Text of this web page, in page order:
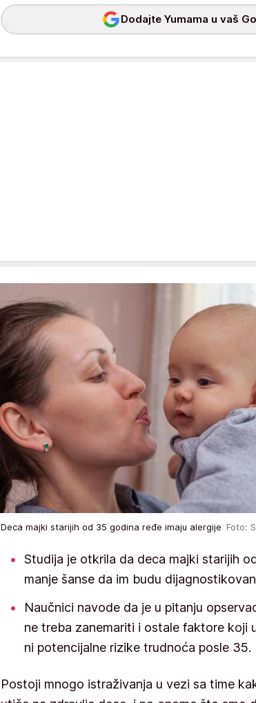
Dodajte Yumama u vaš
Deca majki starijih od 35 godina ređe imaju alergije Foto:
Studija je otkrila da deca majki starijih
manje šanse da im budu
Naučnici navode da je u pitanju
ne treba zanemariti i ostale faktore koji
ni potencijalne rizike trudnoća posle 35.
Postoji mnogo istraživanja u vezi sa time